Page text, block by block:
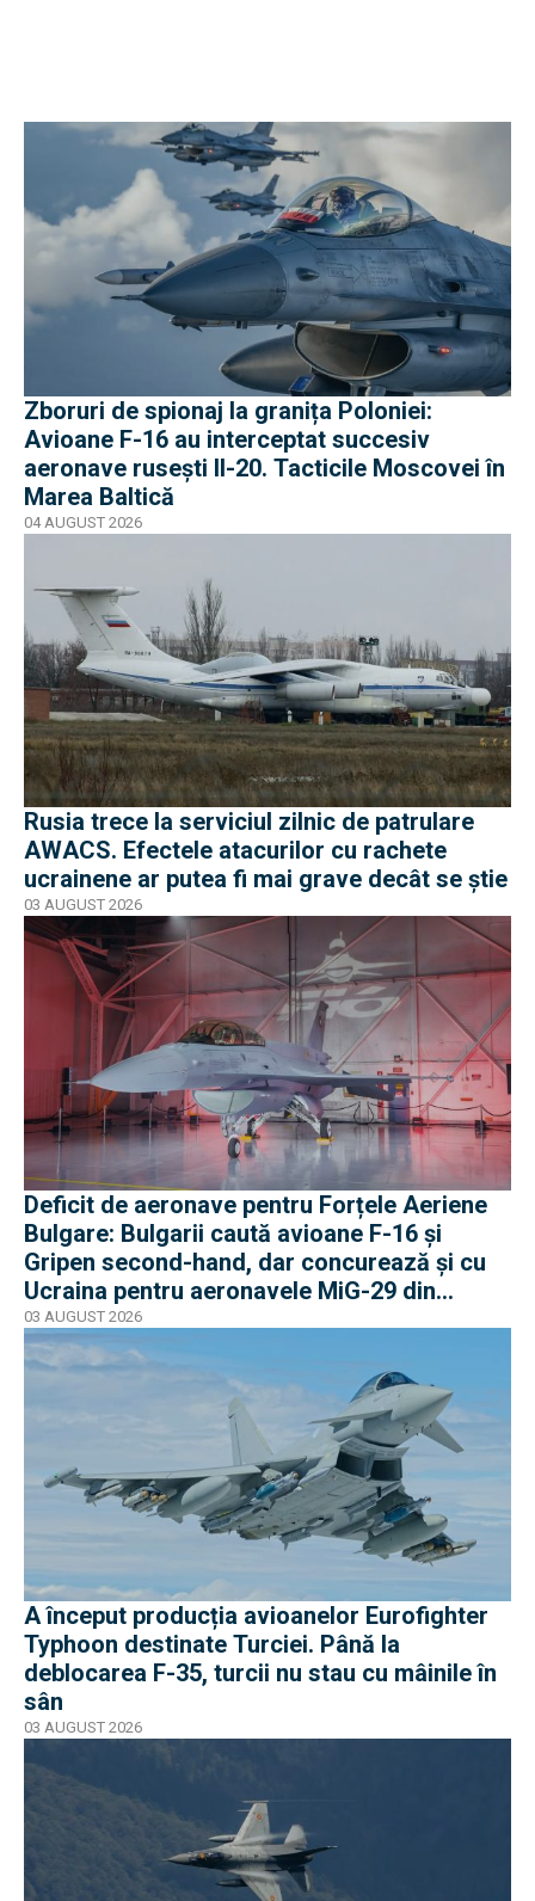
Zboruri de spionaj la granița Poloniei:
Avioane F-16 au interceptat succesiv
aeronave rusești Il-20. Tacticile Moscovei în
Marea Baltică
04 AUGUST 2026
Rusia trece la serviciul zilnic de patrulare
AWACS. Efectele atacurilor cu rachete
ucrainene ar putea fi mai grave decât se știe
03 AUGUST 2026
Deficit de aeronave pentru Forțele Aeriene
Bulgare: Bulgarii caută avioane F-16 și
Gripen second-hand, dar concurează și cu
Ucraina pentru aeronavele MiG-29 din
Polonia
03 AUGUST 2026
A început producția avioanelor Eurofighter
Typhoon destinate Turciei. Până la
deblocarea F-35, turcii nu stau cu mâinile în
sân
03 AUGUST 2026